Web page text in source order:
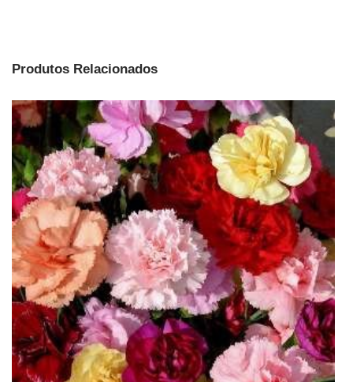
Produtos Relacionados